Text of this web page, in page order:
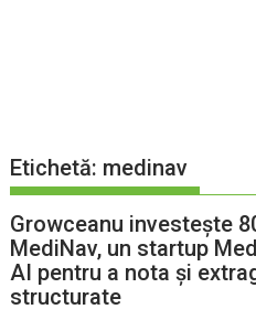
Etichetă: medinav
Growceanu investește
MediNav, un startup
AI pentru a nota și
structurate